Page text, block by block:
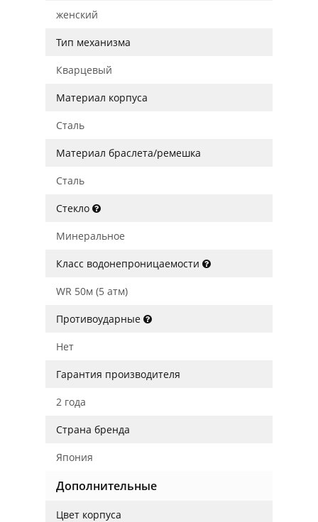
женский
Тип механизма
Кварцевый
Материал корпуса
Сталь
Материал браслета/ремешка
Сталь
Стекло
Минеральное
Класс водонепроницаемости
WR 50м (5 атм)
Противоударные
Нет
Гарантия производителя
2 года
Страна бренда
Япония
Дополнительные
Цвет корпуса